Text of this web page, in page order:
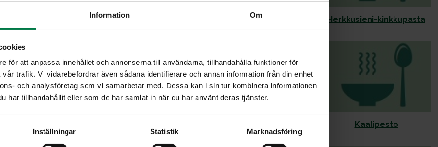
Information Om
för att anpassa innehållet och annonserna till användarna, tillhandahålla funktioner för
trafik. Vi vidarebefordrar även sådana identifierare och annan information från din enhet
och analysföretag som vi samarbetar med. Dessa kan i sin tur kombinera informationen
har tillhandahållit eller som de har samlat in när du har använt deras tjänster.
Inställningar Statistik Marknadsföring
talon
Broilerifileet ja
mansikkakastike
Herkkusieni-
appelsiinikastike
Herkkusieni-kinkkupasta
porkkanakastike
Kaalipesto